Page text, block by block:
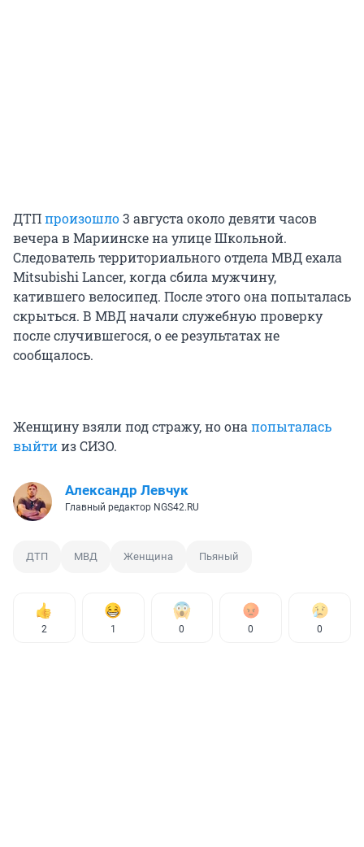
ДТПпроизошло3 августа около девяти часов
вечера в Мариинске на улице Школьной.
Следователь территориального отдела МВД ехала
Mitsubishi Lancer, когда сбила мужчину,
катившего велосипед. После этого она попыталась
скрыться. В МВД начали служебную проверку
после случившегося, о ее результатах не
сообщалось.
Женщину взяли под стражу, но она попыталась
выйтииз СИЗО.
Александр Левчук
Главный редактор NGS42.RU
ДТП МВД Женщина Пьяный
2 1 0 0 0